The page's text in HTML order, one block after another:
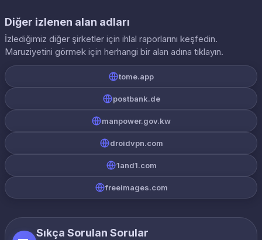
Diğer izlenen alan adları
İzlediğimiz diğer şirketler için ihlal raporlarını keşfedin.
Maruziyetini görmek için herhangi bir alan adına tıklayın.
tome.app
postbank.de
manpower.gov.kw
droidvpn.com
1and1.com
freeimages.com
Sıkça Sorulan Sorular